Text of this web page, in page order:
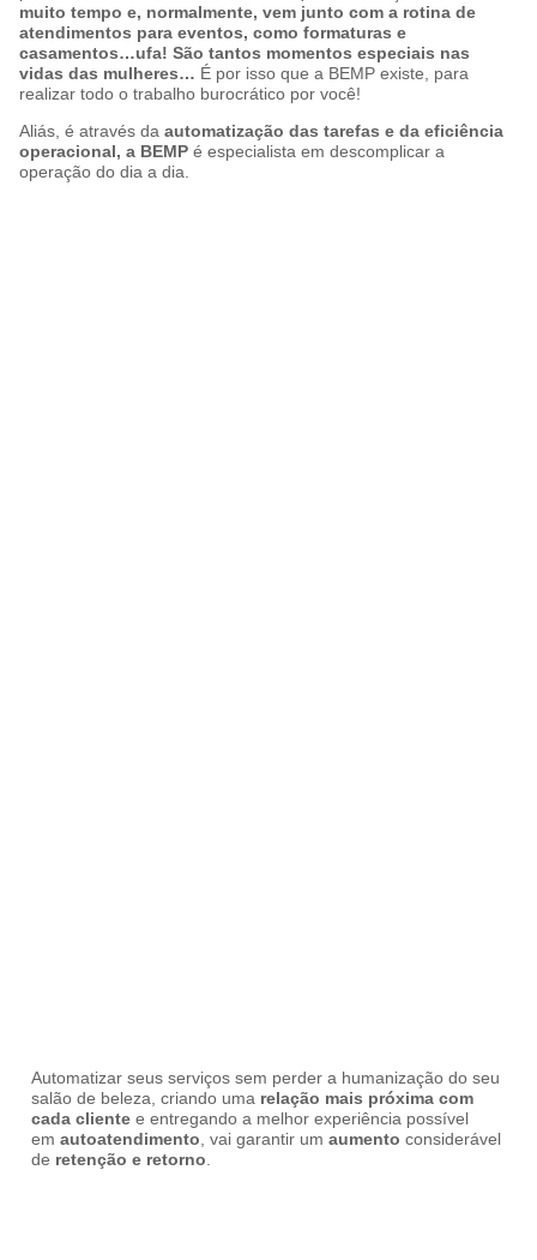
muito tempo e, normalmente, vem junto com a rotina de
atendimentos para eventos, como formaturas e
casamentos…ufa! São tantos momentos especiais nas
vidas das mulheres… É por isso que a BEMP existe, para
realizar todo o trabalho burocrático por você!
Aliás, é através da automatização das tarefas e da eficiência
operacional, a BEMP é especialista em descomplicar a
operação do dia a dia.
Automatizar seus serviços sem perder a humanização do seu
salão de beleza, criando uma relação mais próxima com
cada cliente e entregando a melhor experiência possível
em autoatendimento , vai garantir um aumento considerável
de retenção e retorno